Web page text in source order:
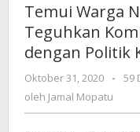
Temui Warga
Teguhkan
dengan Politik
Oktober 31, 2020
oleh
Jamal
-
59
oleh Jamal Mopatu